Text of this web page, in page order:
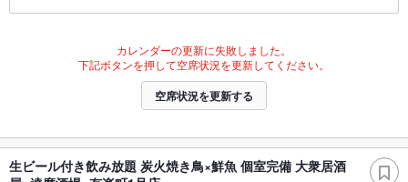
カレンダーの更新に失敗しました。
下記ボタンを押して空席状況を更新してください。
空席状況を更新する
生ビール付き飲み放題 炭火焼き鳥×鮮魚 個室完備 大衆居酒